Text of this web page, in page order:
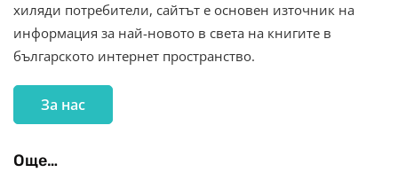
хиляди потребители, сайтът е основен източник на
информация за най-новото в света на книгите в
българското интернет пространство.
За нас
Още…